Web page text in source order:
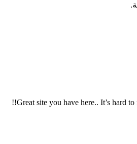
Great site you have here.. It’s hard